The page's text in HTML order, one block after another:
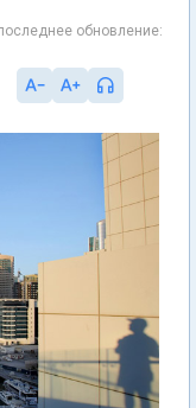
обновление: